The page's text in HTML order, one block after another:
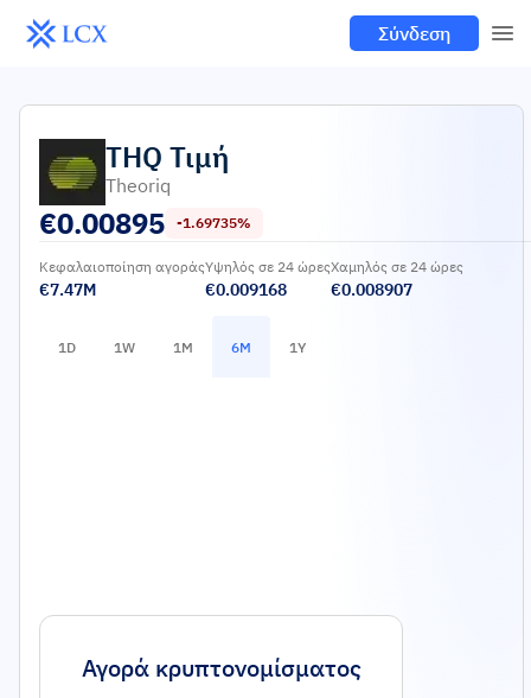
Σύνδεση
THQ Τιμή
Theoriq
€0.00895 -1.69735%
Κεφαλαιοποίηση αγοράς
€7.47M
Υψηλός σε 24 ώρες
€0.009168
Χαμηλός σε 24 ώρες
€0.008907
1D 1W 1M 6M 1Y
Αγορά κρυπτονομίσματος